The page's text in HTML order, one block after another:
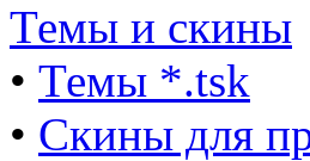
Темы и скины
• Темы *.tsk
• Скины для